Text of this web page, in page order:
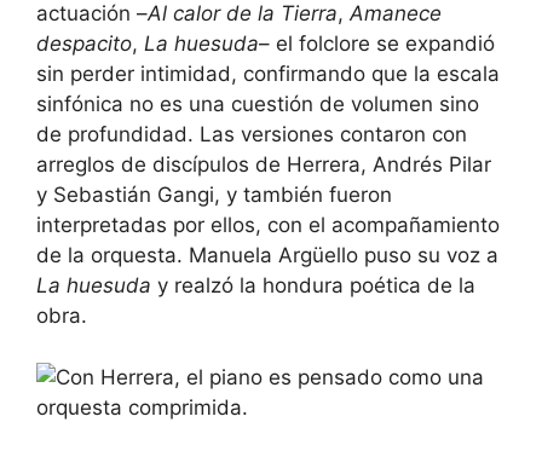
actuación –Al calor de la Tierra,Amanece
despacito, La huesuda– el folclore se expandió
sin perder intimidad, confirmando que la escala
sinfónica no es una cuestión de volumen sino
de profundidad. Las versiones contaron con
arreglos de discípulos de Herrera, Andrés Pilar
y Sebastián Gangi, y también fueron
interpretadas por ellos, con el acompañamiento
de la orquesta. Manuela Argüello puso su voz a
La huesuda y realzó la hondura poética de la
obra.